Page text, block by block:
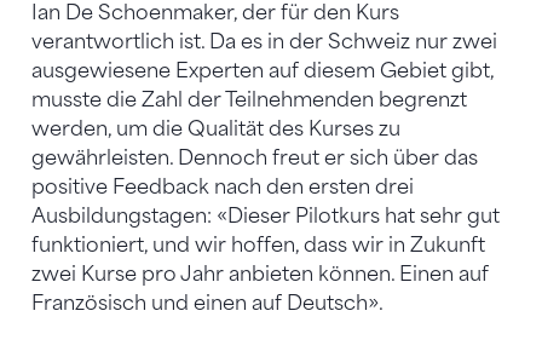
Ian De Schoenmaker, der für den Kurs
verantwortlich ist. Da es in der Schweiz nur zwei
ausgewiesene Experten auf diesem Gebiet gibt,
musste die Zahl der Teilnehmenden begrenzt
werden, um die Qualität des Kurses zu
gewährleisten. Dennoch freut er sich über das
positive Feedback nach den ersten drei
Ausbildungstagen: «Dieser Pilotkurs hat sehr gut
funktioniert, und wir hoffen, dass wir in Zukunft
zwei Kurse pro Jahr anbieten können. Einen auf
Französisch und einen auf Deutsch».